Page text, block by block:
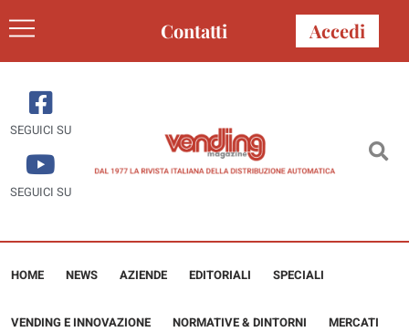
Contatti Accedi
SEGUICI SU
SEGUICI SU
HOME NEWS AZIENDE EDITORIALI SPECIALI
VENDING E INNOVAZIONE NORMATIVE & DINTORNI MERCATI